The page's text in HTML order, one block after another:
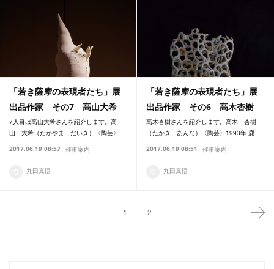
「若き薩摩の表現者たち」展
出品作家 その7 高山大希
7人目は高山大希さんを紹介します。高
山 大希（たかやま だいき）〈陶芸〉…
2017.06.19 08:57 催事案内
丸田真悟
「若き薩摩の表現者たち」展
出品作家 その6 高木杏樹
髙木杏樹さんを紹介します。髙木 杏樹
（たかき あんな）〈陶芸〉1993年 鹿…
2017.06.19 08:51
催事案内
丸田真悟
1 2